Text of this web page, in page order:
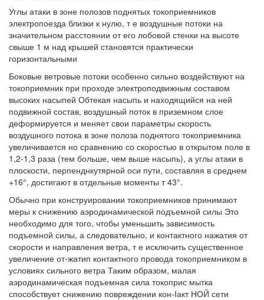
Углы атаки в зоне полозов поднятых токоприемников
электропоезда близки к нулю, т е воздушные потоки на
значительном расстоянии от его лобовой стенки на высоте
свыше 1 м над крышей становятся практически
горизонтальными
Боковые ветровые потоки особенно сильно воздействуют на
токоприемник при проходе электроподвижным составом
высоких насыпей Обтекая насыпь и находящийся на ней
подвижной состав, воздушный поток в приземном слое
деформируется и меняет свои параметры скорость
воздушного потока в зоне полоза поднятого токоприемника
увеличивается но сравнению со скоростью в открытом поле в
1,2-1,3 раза (тем больше, чем выше насыпь), а углы атаки в
плоскости, перпенднкутярной оси пути, составляя в среднем
+16°, достигают в отдельные моменты т 43°.
Обычно при конструировании токоприемников принимают
меры к снижению аэродинамической подъемной силы Это
необходимо для того, чтобы уменьшить зависимость
подъемной силы, а следовательно, и контактного нажатия от
скорости и направления ветра, т е исключить существенное
увеличение от-жатип контактного провода токоприемником в
условиях сильного ветра Таким образом, малая
аэродинамическая подъемная сила токоприс мытка
способствует снижению повреждении кон-Іакт НОЙ сети